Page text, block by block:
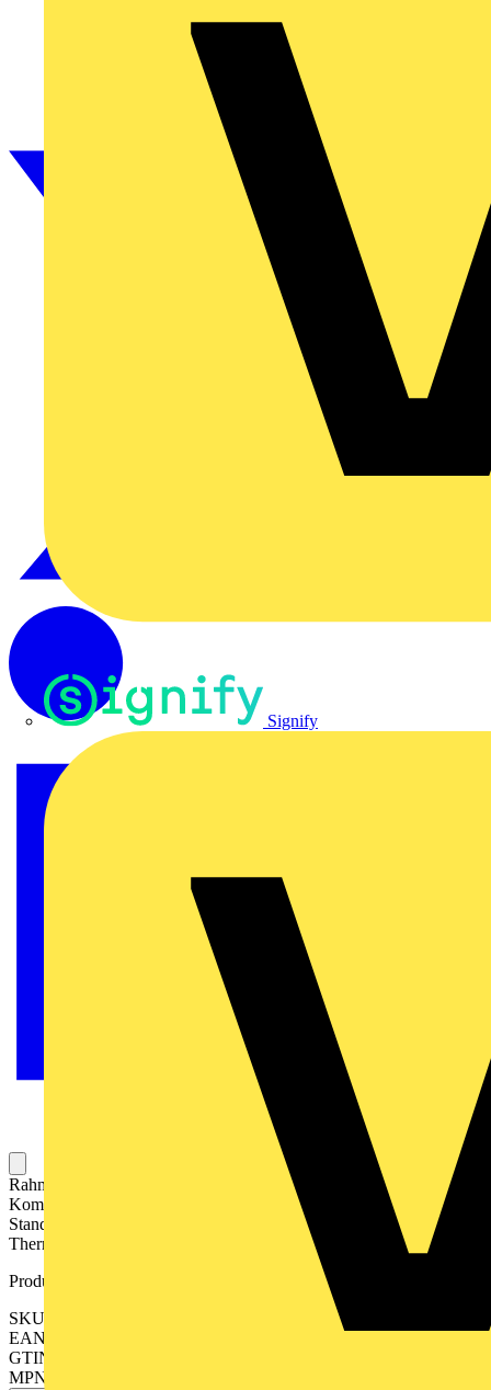
Signify
Rahmen 3fach, anthrazit matt für waagerechte und senkrechte
Kombination für die Serie A 1fach-Rahmen auch für British-
Standard-Installationen geeignet (Tragring 80 x 80) IP20 Material:
Thermoplast lackiert Maße (B x H): 85 x 227 mm
Produktkennzeichen
SKU: AF583BFANM
EAN: 4011377173217
GTIN: 4011377173217
MPN: AF 583 BF ANM